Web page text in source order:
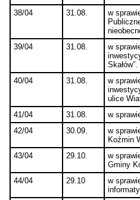
38/04
31.08.
w
39/04
31.08.
w
Skałów”.
40/04
31.08.
w
ulice
41/04
31.08.
w
42/04
30.09.
w
Koźmin
43/04
29.10.
w
Gminy
44/04
29.10
w